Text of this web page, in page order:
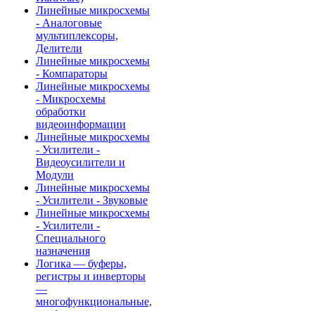
Линейные микросхемы
- Аналоговые
мультиплексоры,
Делители
Линейные микросхемы
- Компараторы
Линейные микросхемы
- Микросхемы
обработки
видеоинформации
Линейные микросхемы
- Усилители -
Видеоусилители и
Модули
Линейные микросхемы
- Усилители - Звуковые
Линейные микросхемы
- Усилители -
Специального
назначения
Логика — буферы,
регистры и инверторы
—
многофункциональные,